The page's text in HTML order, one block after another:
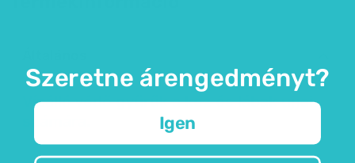
Vízálló védő gyűrűk a kéz és lábak ujjai
Szeretne árengedményt?
Igen